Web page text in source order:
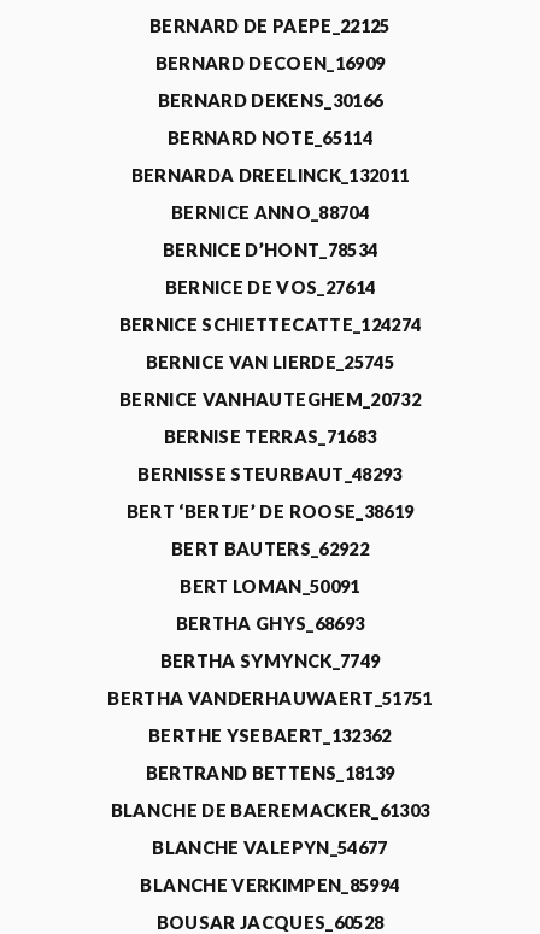
BERNARD DE PAEPE_22125
BERNARD DECOEN_16909
BERNARD DEKENS_30166
BERNARD NOTE_65114
BERNARDA DREELINCK_132011
BERNICE ANNO_88704
BERNICE D’HONT_78534
BERNICE DE VOS_27614
BERNICE SCHIETTECATTE_124274
BERNICE VAN LIERDE_25745
BERNICE VANHAUTEGHEM_20732
BERNISE TERRAS_71683
BERNISSE STEURBAUT_48293
BERT ‘BERTJE’ DE ROOSE_38619
BERT BAUTERS_62922
BERT LOMAN_50091
BERTHA GHYS_68693
BERTHA SYMYNCK_7749
BERTHA VANDERHAUWAERT_51751
BERTHE YSEBAERT_132362
BERTRAND BETTENS_18139
BLANCHE DE BAEREMACKER_61303
BLANCHE VALEPYN_54677
BLANCHE VERKIMPEN_85994
BOUSAR JACQUES_60528